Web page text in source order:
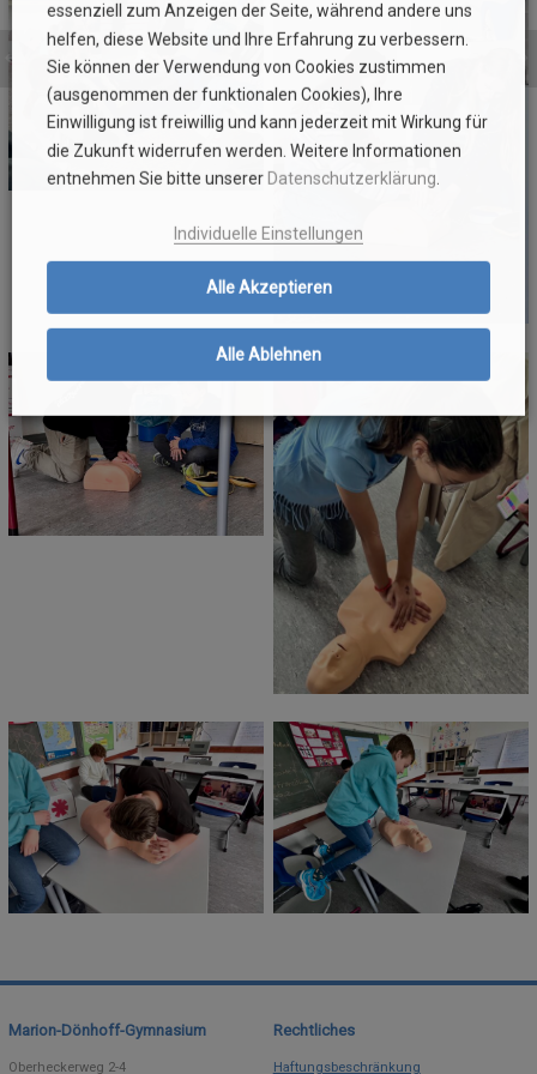
Marion-Dönhoff-Gymnasium
Oberheckerweg 2-4
Rechtliches
Haftungsbeschränkung
essenziell zum Anzeigen der Seite, während andere uns
helfen, diese Website und Ihre Erfahrung zu verbessern.
Sie können der Verwendung von Cookies zustimmen
(ausgenommen der funktionalen Cookies), Ihre
Einwilligung ist freiwillig und kann jederzeit mit Wirkung für
die Zukunft widerrufen werden. Weitere Informationen
entnehmen Sie bitte unserer Datenschutzerklärung.
Individuelle Einstellungen
Alle Akzeptieren
Alle Ablehnen